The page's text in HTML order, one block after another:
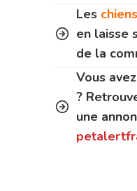
Les chiens
en laisse
de la
Vous
?
une